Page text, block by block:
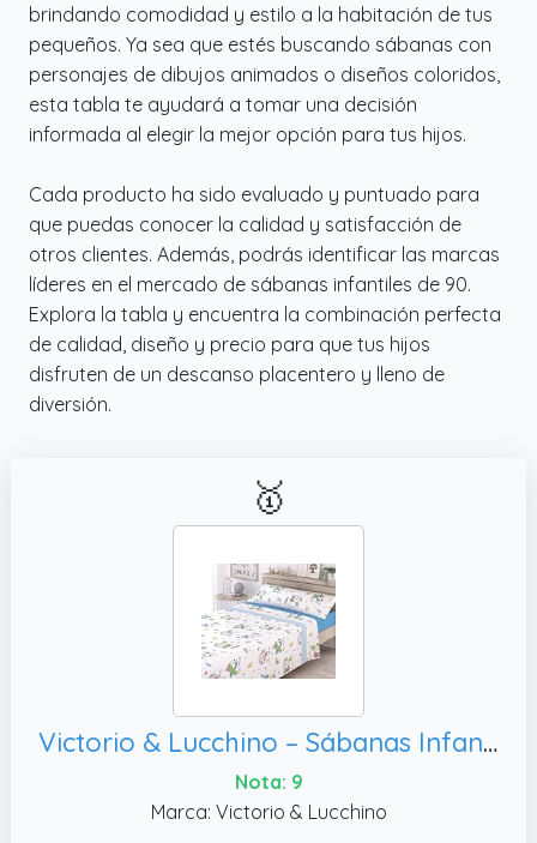
brindando comodidad y estilo a la habitación de tus
pequeños. Ya sea que estés buscando sábanas con
personajes de dibujos animados o diseños coloridos,
esta tabla te ayudará a tomar una decisión
informada al elegir la mejor opción para tus hijos.
Cada producto ha sido evaluado y puntuado para
que puedas conocer la calidad y satisfacción de
otros clientes. Además, podrás identificar las marcas
líderes en el mercado de sábanas infantiles de 90.
Explora la tabla y encuentra la combinación perfecta
de calidad, diseño y precio para que tus hijos
disfruten de un descanso placentero y lleno de
diversión.
🥇
Victorio & Lucchino – Sábanas Infantiles de Coralina con Estampado de Pingüinos | Juego de 3 Piezas | Cálidas, Cama 90cm)
Nota: 9
Marca: Victorio & Lucchino